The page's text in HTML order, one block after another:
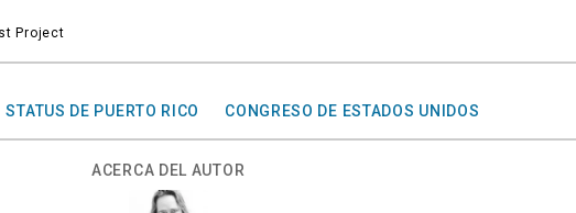
STATUS DE PUERTO RICO CONGRESO DE ESTADOS UNIDOS
ACERCA DEL AUTOR